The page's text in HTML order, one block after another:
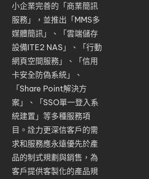
小企業完善的「商業簡訊
服務 」，並推出「MMS多
媒體簡訊 」、「雲端儲存
設備ITE2 NAS 」、「行動
網頁空間服務 」、「信用
卡安全防偽系統 」、
「Share Point解決方
案 」、「SSO單一登入系
統建置 」等多種服務項
目。詮力更深信客戶的需
求和服務應永遠優先於產
品的制式規劃與銷售，為
客戶提供客製化的產品規